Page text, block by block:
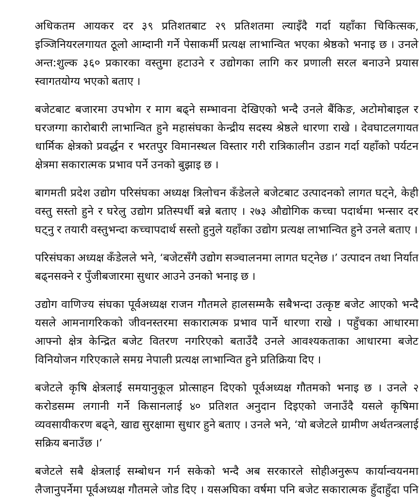
अधिकतम आयकर दर ३९ प्रतिशतबाट २९ प्रतिशतमा ल्याइँदै गर्दा यहाँका चिकित्सक,
इञ्जिनियरलगायत ठूलो आम्दानी गर्ने पेसाकर्मी प्रत्यक्ष लाभान्वित भएका श्रेष्ठको भनाइ छ । उनले
अन्त:शुल्क ३६० प्रकारका वस्तुमा हटाउने र उद्योगका लागि कर प्रणाली सरल बनाउने प्रयास
स्वागतयोग्य भएको बताए ।
बजेटबाट बजारमा उपभोग र माग बढ्ने सम्भावना देखिएको भन्दै उनले बैंकिङ, अटोमोबाइल र
घरजग्गा कारोबारी लाभान्वित हुने महासंघका केन्द्रीय सदस्य श्रेष्ठले धारणा राखे । देवघाटलगायत
धार्मिक क्षेत्रको प्रवर्द्धन र भरतपुर विमानस्थल विस्तार गरी रात्रिकालीन उडान गर्दा यहाँको पर्यटन
क्षेत्रमा सकारात्मक प्रभाव पर्ने उनको बुझाइ छ ।
बागमती प्रदेश उद्योग परिसंघका अध्यक्ष त्रिलोचन कँडेलले बजेटबाट उत्पादनको लागत घट्ने, केही
वस्तु सस्तो हुने र घरेलु उद्योग प्रतिस्पर्धी बन्ने बताए । २७३ औद्योगिक कच्चा पदार्थमा भन्सार दर
घट्नु र तयारी वस्तुभन्दा कच्चापदार्थ सस्तो हुनुले यहाँका उद्योग प्रत्यक्ष लाभान्वित हुने उनले बताए ।
परिसंघका अध्यक्ष कँडेलले भने, ‘बजेटसँगै उद्योग सञ्चालनमा लागत घट्नेछ ।’ उत्पादन तथा निर्यात
बढ्नसक्ने र पुँजीबजारमा सुधार आउने उनको भनाइ छ ।
उद्योग वाणिज्य संघका पूर्वअध्यक्ष राजन गौतमले हालसम्मकै सबैभन्दा उत्कृष्ट बजेट आएको भन्दै
यसले आमनागरिकको जीवनस्तरमा सकारात्मक प्रभाव पार्ने धारणा राखे । पहुँचका आधारमा
आफ्नो क्षेत्र केन्द्रित बजेट वितरण नगरिएको बताउँदै उनले आवश्यकताका आधारमा बजेट
विनियोजन गरिएकाले समग्र नेपाली प्रत्यक्ष लाभान्वित हुने प्रतिक्रिया दिए ।
बजेटले कृषि क्षेत्रलाई समयानुकूल प्रोत्साहन दिएको पूर्वअध्यक्ष गौतमको भनाइ छ । उनले २
करोडसम्म लगानी गर्ने किसानलाई ४० प्रतिशत अनुदान दिइएको जनाउँदै यसले कृषिमा
व्यवसायीकरण बढ्ने, खाद्य सुरक्षामा सुधार हुने बताए । उनले भने, ‘यो बजेटले ग्रामीण अर्थतन्त्रलाई
सक्रिय बनाउँछ ।’
बजेटले सबै क्षेत्रलाई सम्बोधन गर्न सकेको भन्दै अब सरकारले सोहीअनुरूप कार्यान्वयनमा
लैजानुपर्नेमा पूर्वअध्यक्ष गौतमले जोड दिए । यसअघिका वर्षमा पनि बजेट सकारात्मक हुँदाहुँदा पनि